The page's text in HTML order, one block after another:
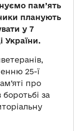
пам’ять
планують
ти у 7
України.
25-ї
про
боротьбі за